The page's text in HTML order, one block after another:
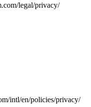
legal/privacy/
intl/en/policies/privacy/